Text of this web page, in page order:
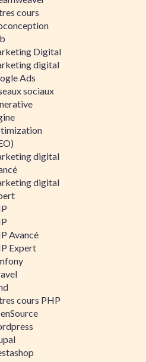
cours
Digital
digital
Ads
sociaux
digital
digital
Avancé
Expert
cours PHP